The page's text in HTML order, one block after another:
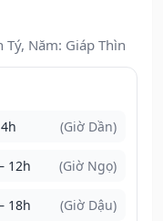
Năm: Giáp Thìn
(Giờ Dần)
12h (Giờ Ngọ)
18h (Giờ Dậu)